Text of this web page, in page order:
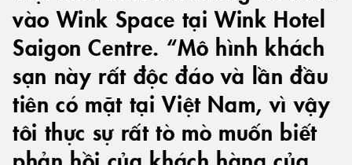
vào Wink Space tại Wink Hotel
Saigon Centre. “Mô hình khách
sạn này rất độc đáo và lần đầu
tiên có mặt tại Việt Nam, vì vậy
tôi thực sự rất tò mò muốn biết